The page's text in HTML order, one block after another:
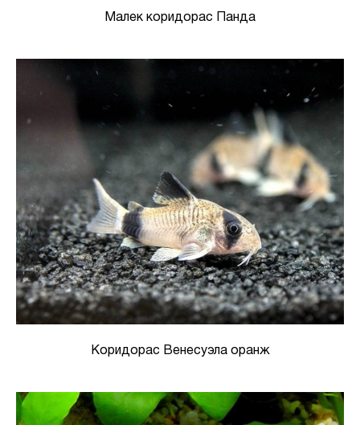
Малек коридорас Панда
Коридорас Венесуэла оранж